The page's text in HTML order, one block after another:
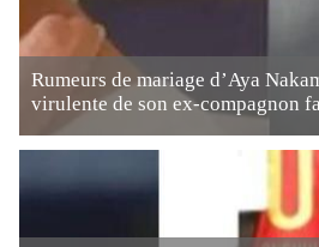
Rumeurs de mariage d’Aya
virulente de son ex-compagnon